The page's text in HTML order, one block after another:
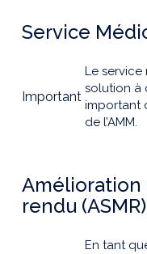
Service
Important
Le service
solution à
important
de l’AMM.
Amélioration
rendu (ASMR)
En tant